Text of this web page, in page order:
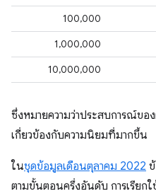
100,000
1,000,000
10,000,000
ซึ่งหมายความว่าประสบการณ์ขอ
เกี่ยวข้องกับความนิยมที่มากขึ้น
ในชุดข้อมูลเดือนตุลาคม 2022
ตามขั้นตอนครึ่งอันดับ การเรียก